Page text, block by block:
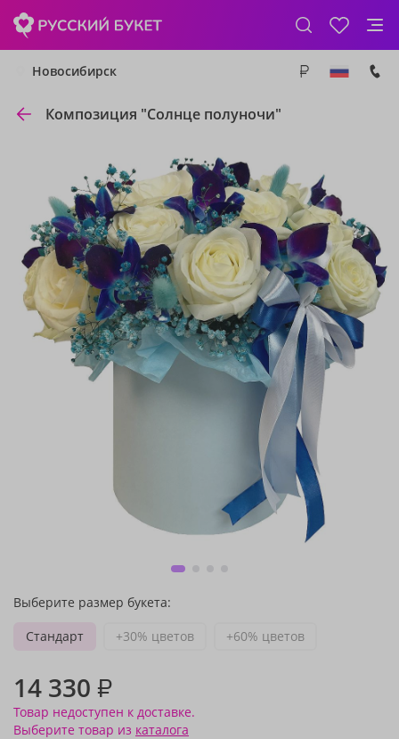
Новосибирск
Композиция "Солнце полуночи"
Выберите размер букета:
Стандарт
+30% цветов +60% цветов
14 330 ₽
Товар недоступен к доставке.
Выберите товар из каталога